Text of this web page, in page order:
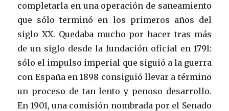
completarla en una operación de saneamiento
que sólo terminó en los primeros años del
siglo XX. Quedaba mucho por hacer tras más
de un siglo desde la fundación oficial en 1791:
sólo el impulso imperial que siguió a la guerra
con España en 1898 consiguió llevar a término
un proceso de tan lento y penoso desarrollo.
En 1901, una comisión nombrada por el Senado